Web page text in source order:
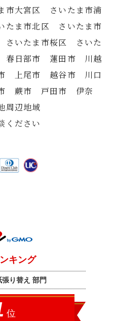
市大宮区 さいたま市浦
ま市北区 さいたま市
いたま市桜区 さいた
春日部市 蓮田市 川越
上尾市 越谷市 川口
蕨市 戸田市 伊奈
辺地域
ください